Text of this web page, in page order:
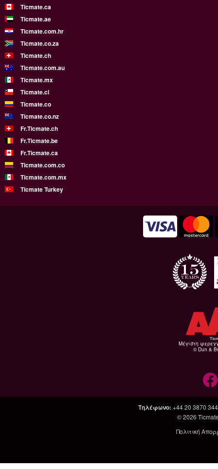
Ticmate.ca
Ticmate.ae
Ticmate.com.hr
Ticmate.co.za
Ticmate.ch
Ticmate.com.au
Ticmate.mx
Ticmate.cl
Ticmate.co
Ticmate.co.nz
Fr.Ticmate.ch
Fr.Ticmate.be
Fr.Ticmate.ca
Ticmate.com.co
Ticmate.com.mx
Ticmate Turkey
Μέγιστη
© Dun &
Τηλέφωνο: +44 20 3870
© 2026
Πολιτική